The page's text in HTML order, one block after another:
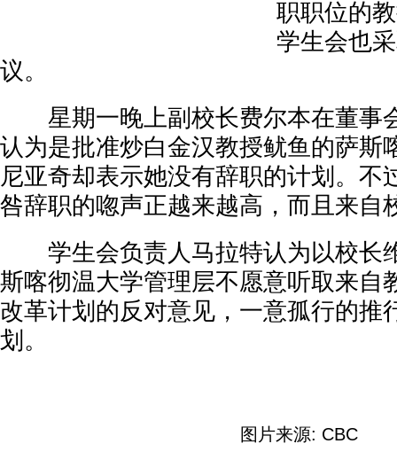
职职位的
学生会也
议。
星期一晚上副校长费尔本在董事
认为是批准炒白金汉教授鱿鱼的萨斯
尼亚奇却表示她没有辞职的计划。不
咎辞职的唿声正越来越高，而且来自
学生会负责人马拉特认为以校长
斯喀彻温大学管理层不愿意听取来自
改革计划的反对意见，一意孤行的推
划。
图片来源: CBC